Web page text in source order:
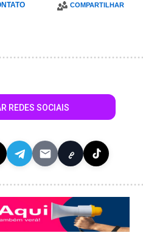
COMPARTILHAR
REDES SOCIAIS